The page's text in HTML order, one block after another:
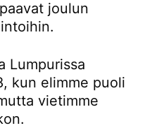
joulun
Lumpurissa
kun elimme puoli
vietimme